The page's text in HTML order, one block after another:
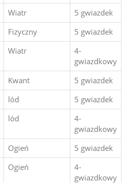
Wiatr
5 gwiazdek
Fizyczny
5 gwiazdek
Wiatr
4-
gwiazdkowy
Kwant
5 gwiazdek
lód
5 gwiazdek
lód
4-
gwiazdkowy
Ogień
5 gwiazdek
Ogień
4-
gwiazdkowy